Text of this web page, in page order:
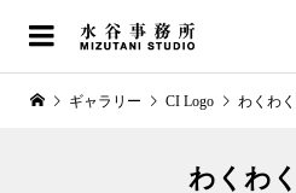
ギャラリー CI Logo わくわ
わくわ